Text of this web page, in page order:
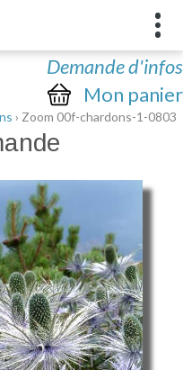
Demande d'infos
Mon panier
› Zoom 00f-chardons-1-0803